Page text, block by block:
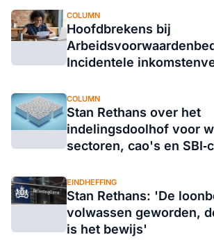
COLUMN
Hoofdbrekens bij
Incidentele
COLUMN
Stan Rethans over het
indelingsdoolhof voor
sectoren, cao's en
EINDHEFFING
Stan Rethans: 'De
volwassen geworden,
is het bewijs'